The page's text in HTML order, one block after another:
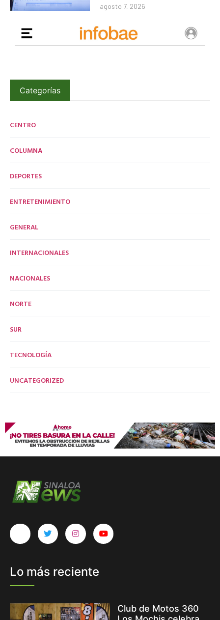
agosto 7, 2026
Categorías
CENTRO
COLUMNA
DEPORTES
ENTRETENIMIENTO
GENERAL
INTERNACIONALES
NACIONALES
NORTE
SUR
TECNOLOGÍA
UNCATEGORIZED
Lo más reciente
Club de Motos 360